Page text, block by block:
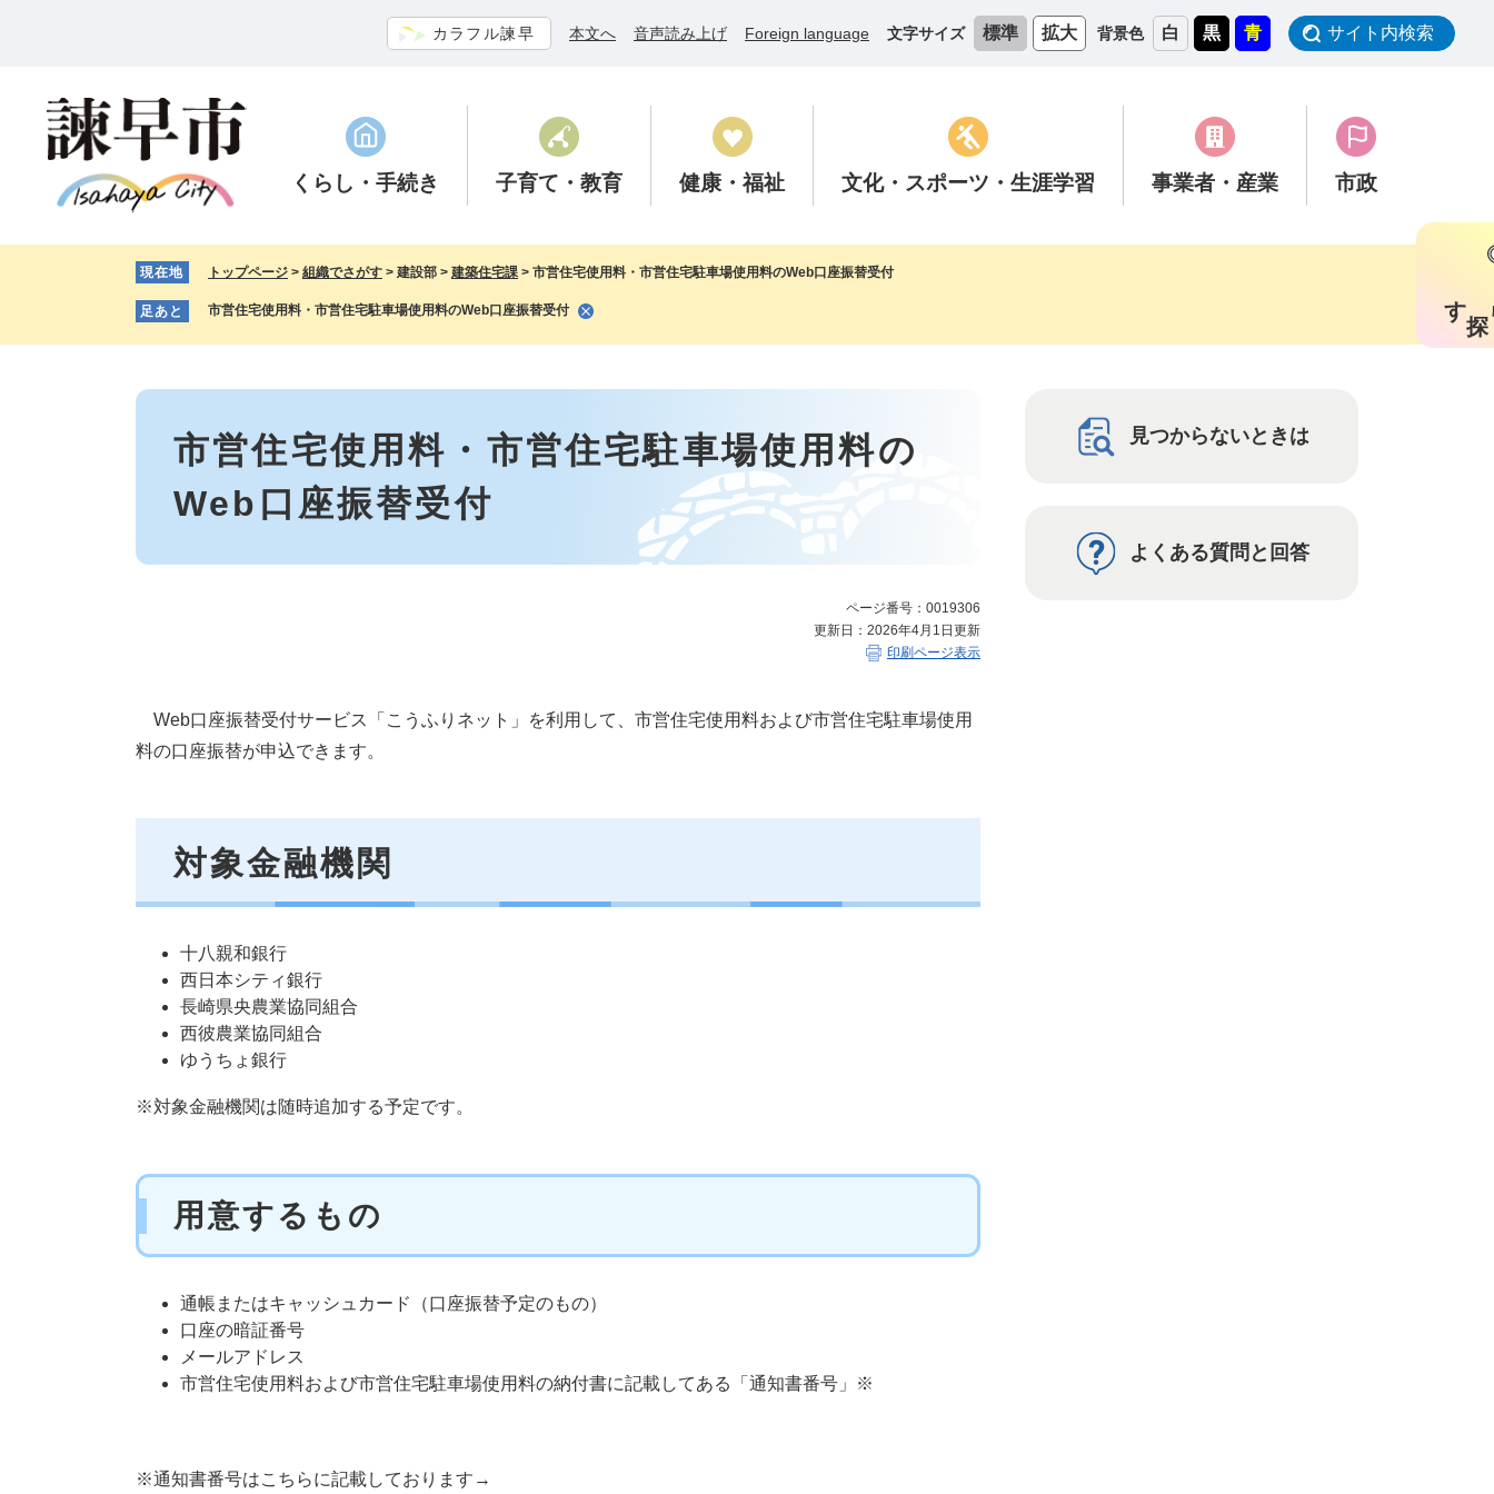
カラフル諫早 本文へ 音声読み上げ Foreign language 文字サイズ 標準 拡大 背景色 白 黒 青 サイト内検索
くらし ・手続き 子育て ・教育 健康 ・福祉 文化・スポーツ ・生涯学習 事業者 ・産業 市政
す
現在地 トップページ > 組織でさがす > 建設部 > 建築住宅課 > 市営住宅使用料・市営住宅駐車場使用料のWeb口座振替受付
足あと 市営住宅使用料・市営住宅駐車場使用料のWeb口座振替受付
本
市営住宅使用料・市営住宅駐車場使用料の
Web口座振替受付
ページ番号：0019306
更新日：2026年4月1日更新
印刷ページ表示
Web口座振替受付サービス「こうふりネット」を利用して、市営住宅使用料および市営住宅駐車場使用
料の​口座振替が申込できます。
対象金融機関
十八親和銀行
西日本シティ銀行
長崎県央農業協同組合
西彼農業協同組合
ゆうちょ銀行
※対象金融機関は随時追加する予定です。
用意するもの
​通帳またはキャッシュカード（口座振替予定のもの）
口座の暗証番号
メールアドレス
市営住宅使用料および市営住宅駐車場使用料の納付書に記載してある「通知書番号」※
※通知書番号はこちらに記載しております→
見つからないときは
よくある質問と回答